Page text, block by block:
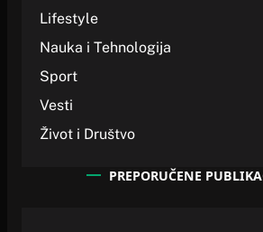
Lifestyle
Nauka i Tehnologija
Sport
Vesti
Život i Društvo
PREPORUČENE